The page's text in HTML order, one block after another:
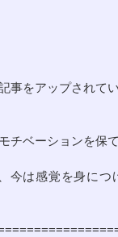
事をアップされてい
チベーションを保
今は感覚を身につ